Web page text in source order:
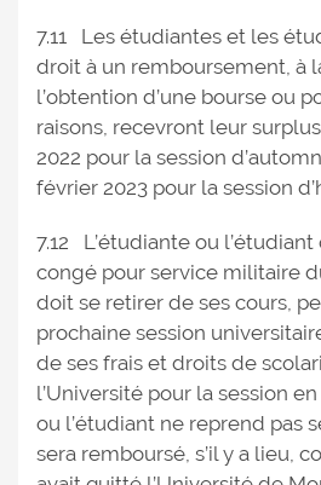
7.11 Les étudiantes et les
droit à un remboursement, à
l’obtention d’une bourse ou
raisons, recevront leur
2022 pour la session
février 2023 pour la session
7.12 L’étudiante ou l’étudiant
congé pour service militaire
doit se retirer de ses cours,
prochaine session
de ses frais et droits de
l’Université pour la session
ou l’étudiant ne reprend pas
sera remboursé, s’il y a lieu,